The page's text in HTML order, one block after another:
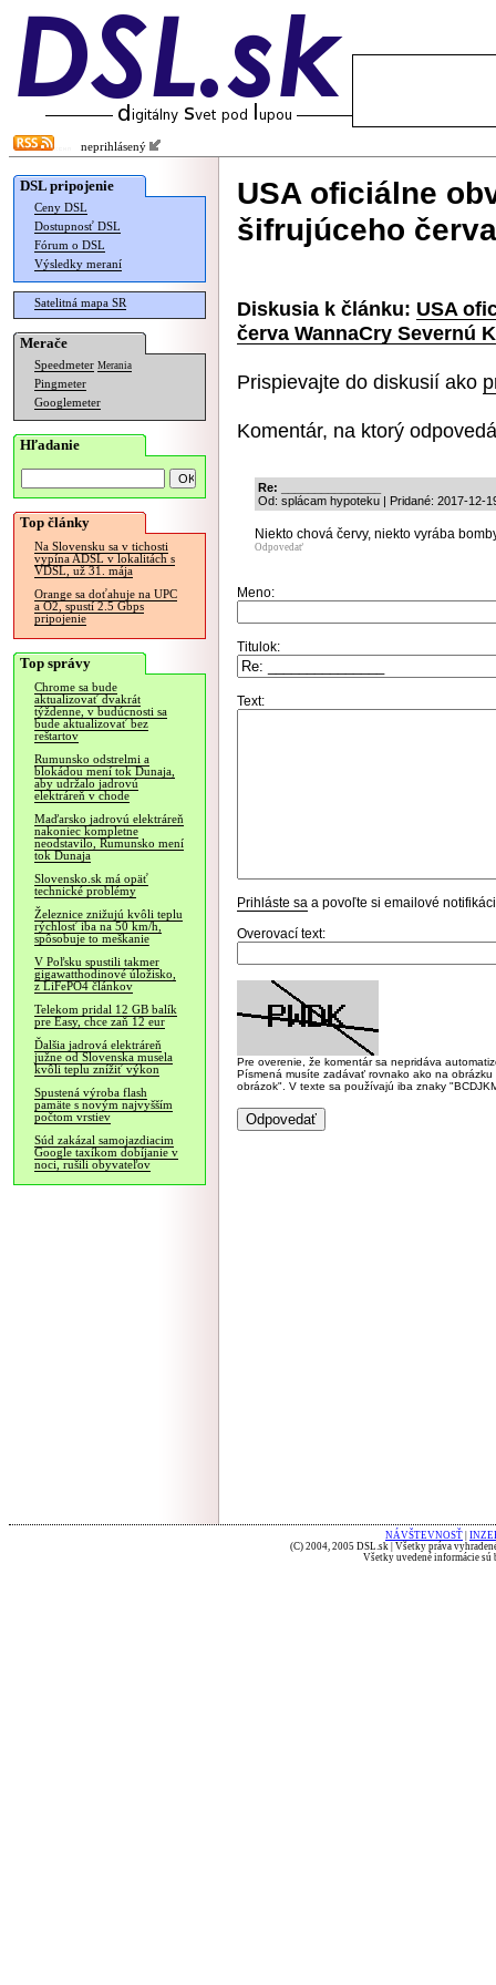
neprihlásený
DSL pripojenie
Ceny DSL
Dostupnosť DSL
Fórum o DSL
Výsledky meraní
Satelitná mapa SR
Merače
Speedmeter Merania
Pingmeter
Googlemeter
Hľadanie
Top články
Na Slovensku sa v tichosti
vypína ADSL v lokalitách s
VDSL, už 31. mája
Orange sa doťahuje na UPC
a O2, spustí 2.5 Gbps
pripojenie
Top správy
Chrome sa bude
aktualizovať dvakrát
týždenne, v budúcnosti sa
bude aktualizovať bez
reštartov
Rumunsko odstrelmi a
blokádou mení tok Dunaja,
aby udržalo jadrovú
elektráreň v chode
Maďarsko jadrovú elektráreň
nakoniec kompletne
neodstavilo, Rumunsko mení
tok Dunaja
Slovensko.sk má opäť
technické problémy
Železnice znižujú kvôli teplu
rýchlosť iba na 50 km/h,
spôsobuje to meškanie
V Poľsku spustili takmer
gigawatthodinové úložisko,
z LiFePO4 článkov
Telekom pridal 12 GB balík
pre Easy, chce zaň 12 eur
Ďalšia jadrová elektráreň
južne od Slovenska musela
kvôli teplu znížiť výkon
Spustená výroba flash
pamäte s novým najvyšším
počtom vrstiev
Súd zakázal samojazdiacim
Google taxíkom dobíjanie v
noci, rušili obyvateľov
USA oficiálne
šifrujúceho
Diskusia k článku: USA
červa WannaCry Severnú
Prispievajte do diskusií ako
Komentár, na ktorý
Re: _______________
Od: splácam hypoteku | Pridané: 2017-12-
Niekto chová červy, niekto vyrába
Odpovedať
Meno:
Titulok:
Text:
Prihláste sa a povoľte si emailové
Overovací text:
Pre overenie, že komentár sa nepridáva
Písmená musíte zadávať rovnako ako na
obrázok". V texte sa používajú iba znaky
NÁVŠTEVNOSŤ
(C) 2004, 2005 DSL.sk | Všetky práva
Všetky uvedené informácie sú